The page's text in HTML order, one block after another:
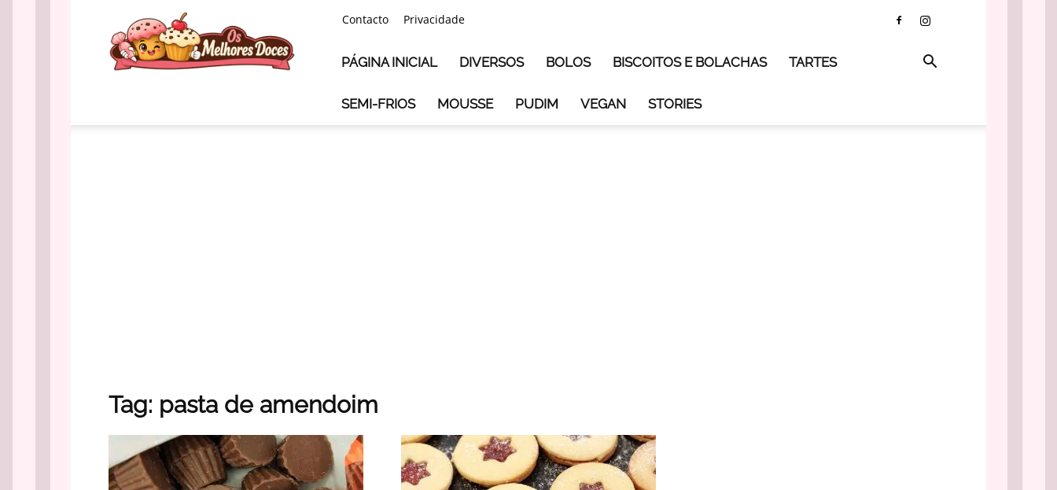
Melhores
Doces
Contacto Privacidade
PÁGINA INICIAL DIVERSOS BOLOS BISCOITOS E BOLACHAS TARTES
SEMI-FRIOS MOUSSE PUDIM VEGAN STORIES
Tag: pasta de amendoim